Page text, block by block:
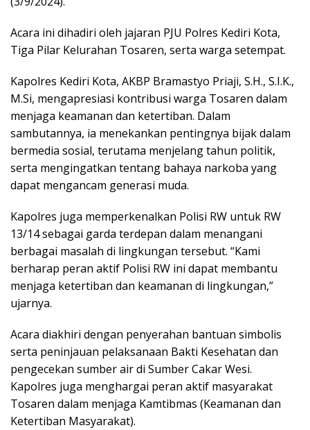
Acara ini dihadiri oleh jajaran PJU Polres Kediri Kota,
Tiga Pilar Kelurahan Tosaren, serta warga setempat.
Kapolres Kediri Kota, AKBP Bramastyo Priaji, S.H., S.I.K.,
M.Si, mengapresiasi kontribusi warga Tosaren dalam
menjaga keamanan dan ketertiban. Dalam
sambutannya, ia menekankan pentingnya bijak dalam
bermedia sosial, terutama menjelang tahun politik,
serta mengingatkan tentang bahaya narkoba yang
dapat mengancam generasi muda.
Kapolres juga memperkenalkan Polisi RW untuk RW
13/14 sebagai garda terdepan dalam menangani
berbagai masalah di lingkungan tersebut. “Kami
berharap peran aktif Polisi RW ini dapat membantu
menjaga ketertiban dan keamanan di lingkungan,”
ujarnya.
Acara diakhiri dengan penyerahan bantuan simbolis
serta peninjauan pelaksanaan Bakti Kesehatan dan
pengecekan sumber air di Sumber Cakar Wesi.
Kapolres juga menghargai peran aktif masyarakat
Tosaren dalam menjaga Kamtibmas (Keamanan dan
Ketertiban Masyarakat).